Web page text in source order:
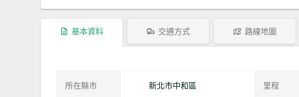
基本資料 交通方式 路線地圖
所在縣市 新北市中和區 里程